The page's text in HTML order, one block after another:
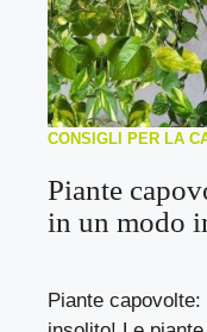
CONSIGLI PER LA
Piante
in un modo
Piante